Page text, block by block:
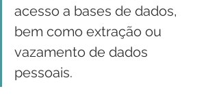
acesso a bases de dados,
bem como extração ou
vazamento de dados
pessoais.